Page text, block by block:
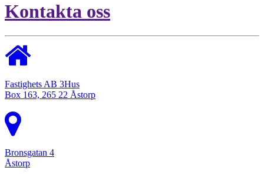
Kontakta oss
Fastighets AB 3Hus
Box 163, 265 22 Åstorp
Bronsgatan 4
Åstorp